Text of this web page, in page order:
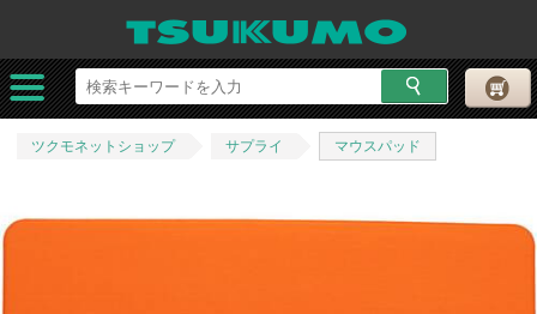
ツクモネットショップ サプライ マウスパッド